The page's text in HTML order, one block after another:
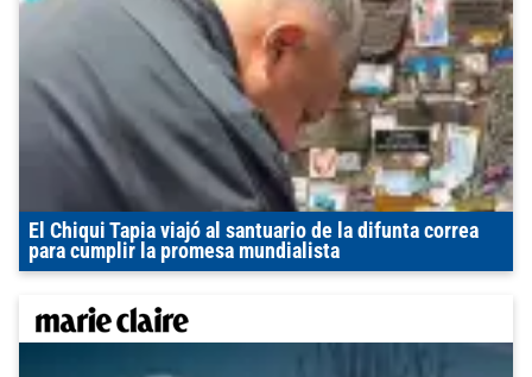
El Chiqui Tapia viajó al santuario de la difunta correa
para cumplir la promesa mundialista